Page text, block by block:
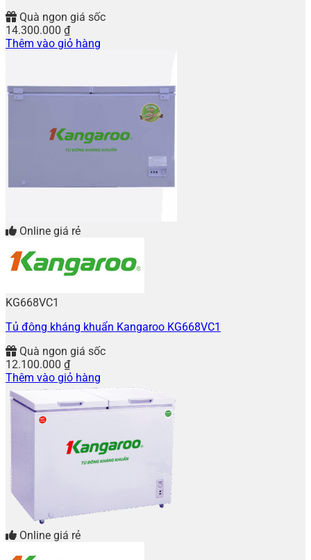
Quà ngon giá sốc
14.300.000 ₫
Thêm vào giỏ hàng
Online giá rẻ
KG668VC1
Tủ đông kháng khuẩn Kangaroo KG668VC1
Quà ngon giá sốc
12.100.000 ₫
Thêm vào giỏ hàng
Online giá rẻ